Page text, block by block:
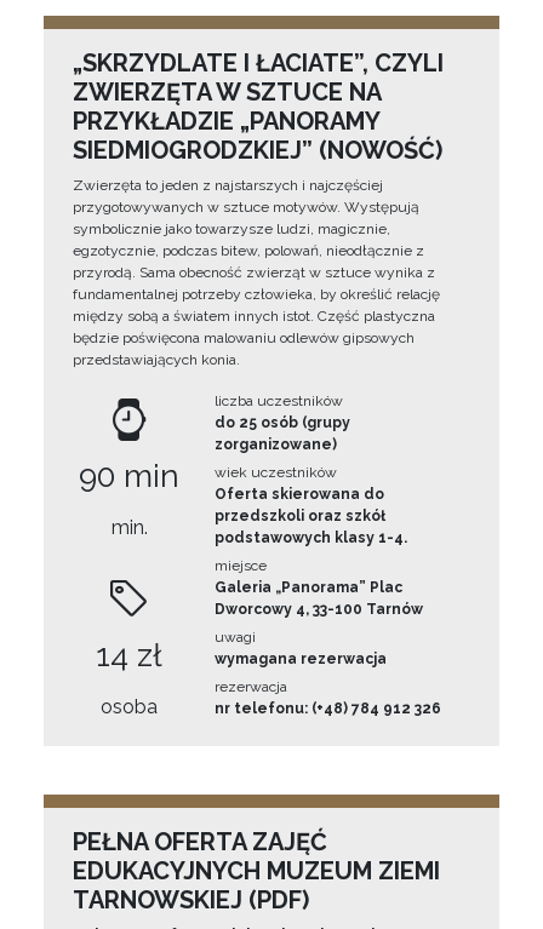
„SKRZYDLATE I ŁACIATE”, CZYLI
ZWIERZĘTA W SZTUCE NA
PRZYKŁADZIE „PANORAMY
SIEDMIOGRODZKIEJ” (NOWOŚĆ)
Zwierzęta to jeden z najstarszych i najczęściej
przygotowywanych w sztuce motywów. Występują
symbolicznie jako towarzysze ludzi, magicznie,
egzotycznie, podczas bitew, polowań, nieodłącznie z
przyrodą. Sama obecność zwierząt w sztuce wynika z
fundamentalnej potrzeby człowieka, by określić relację
między sobą a światem innych istot. Część plastyczna
będzie poświęcona malowaniu odlewów gipsowych
przedstawiających konia.
90 min
min.
14 zł
osoba
liczba uczestników
do 25 osób (grupy
zorganizowane)
wiek uczestników
Oferta skierowana do
przedszkoli oraz szkół
podstawowych klasy 1-4.
miejsce
Galeria „Panorama” Plac
Dworcowy 4, 33-100 Tarnów
uwagi
wymagana rezerwacja
rezerwacja
nr telefonu: (+48) 784 912 326
PEŁNA OFERTA ZAJĘĆ
EDUKACYJNYCH MUZEUM ZIEMI
TARNOWSKIEJ (PDF)